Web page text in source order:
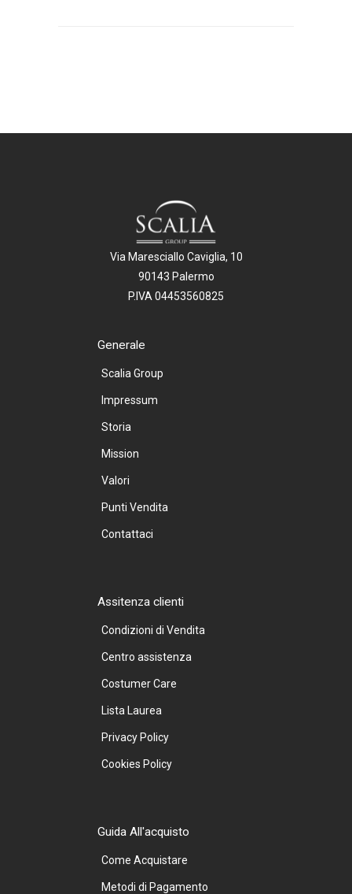
Via Maresciallo Caviglia, 10
90143 Palermo
P.IVA 04453560825
Generale
Scalia Group
Impressum
Storia
Mission
Valori
Punti Vendita
Contattaci
Assitenza clienti
Condizioni di Vendita
Centro assistenza
Costumer Care
Lista Laurea
Privacy Policy
Cookies Policy
Guida All'acquisto
Come Acquistare
Metodi di Pagamento